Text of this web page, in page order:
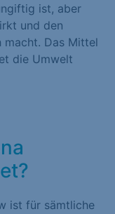
ist, aber
und den
macht. Das Mittel
die Umwelt
ist für sämtliche